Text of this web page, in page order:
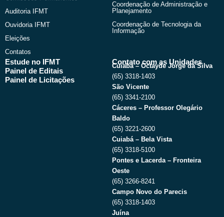
Auditoria IFMT
Ouvidoria IFMT
Eleições
Contatos
Coordenação de Administração e
Planejamento
Coordenação de Tecnologia da
Informação
Estude no IFMT
Painel de Editais
Painel de Licitações
Contato com as Unidades
Cuiabá – Octayde Jorge da Silva
(65) 3318-1403
São Vicente
(65) 3341-2100
Cáceres – Professor Olegário
Baldo
(65) 3221-2600
Cuiabá – Bela Vista
(65) 3318-5100
Pontes e Lacerda – Fronteira
Oeste
(65) 3266-8241
Campo Novo do Parecis
(65) 3318-1403
Juína